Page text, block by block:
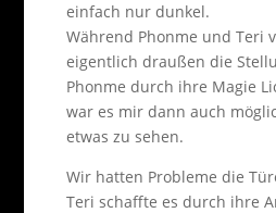
einfach nur dunkel.
Während Phonme und Teri
eigentlich draußen die
Phonme durch ihre Magie
war es mir dann auch
etwas zu sehen.
Wir hatten Probleme die
Teri schaffte es durch ihre